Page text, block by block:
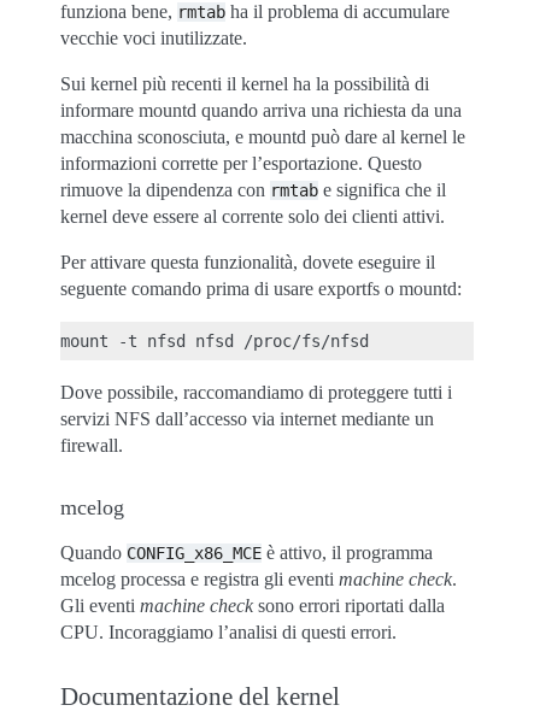
funziona bene, rmtab ha il problema di accumulare
vecchie voci inutilizzate.
Sui kernel più recenti il kernel ha la possibilità di
informare mountd quando arriva una richiesta da una
macchina sconosciuta, e mountd può dare al kernel le
informazioni corrette per l’esportazione. Questo
rimuove la dipendenza con rmtab e significa che il
kernel deve essere al corrente solo dei clienti attivi.
Per attivare questa funzionalità, dovete eseguire il
seguente comando prima di usare exportfs o mountd:
Dove possibile, raccomandiamo di proteggere tutti i
servizi NFS dall’accesso via internet mediante un
firewall.
mcelog
Quando CONFIG_x86_MCE è attivo, il programma
mcelog processa e registra gli eventi machine check.
Gli eventi machine check sono errori riportati dalla
CPU. Incoraggiamo l’analisi di questi errori.
Documentazione del kernel